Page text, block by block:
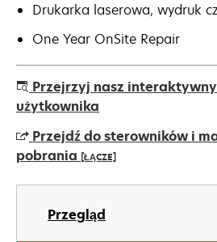
Drukarka laserowa, wydruk
One Year OnSite Repair
Przejrzyj nasz
użytkownika
Przejdź do sterowników i
pobrania [ŁĄCZE]
opens
Przegląd